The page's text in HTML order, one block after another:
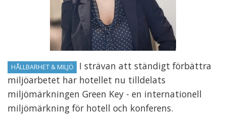
HÅLLBARHET & MILJÖ
I strävan att ständigt förbättra
miljöarbetet har hotellet nu tilldelats
miljömärkningen Green Key - en internationell
miljömärkning för hotell och konferens.